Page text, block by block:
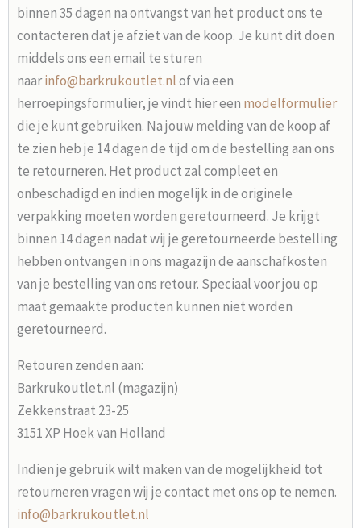
binnen 35 dagen na ontvangst van het product ons te
contacteren dat je afziet van de koop. Je kunt dit doen
middels ons een email te sturen
naarinfo@barkrukoutlet.nlof via een
herroepingsformulier, je vindt hier een modelformulier
die je kunt gebruiken. Na jouw melding van de koop af
te zien heb je 14 dagen de tijd om de bestelling aan ons
te retourneren. Het product zal compleet en
onbeschadigd en indien mogelijk in de originele
verpakking moeten worden geretourneerd. Je krijgt
binnen 14 dagen nadat wij je geretourneerde bestelling
hebben ontvangen in ons magazijn de aanschafkosten
van je bestelling van ons retour. Speciaal voor jou op
maat gemaakte producten kunnen niet worden
geretourneerd.
Retouren zenden aan:
Barkrukoutlet.nl (magazijn)
Zekkenstraat 23-25
3151 XP Hoek van Holland
Indien je gebruik wilt maken van de mogelijkheid tot
retourneren vragen wij je contact met ons op te nemen.
info@barkrukoutlet.nl